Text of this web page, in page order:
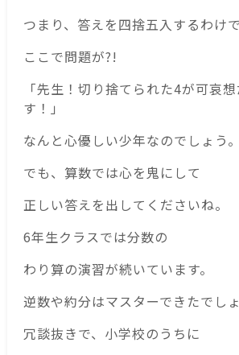
つまり、答えを四捨五入するわけで
ここで問題が?!
「先生！切り捨てられた4が可哀
す！」
なんと心優しい少年なのでしょう。
でも、算数では心を鬼にして
正しい答えを出してくださいね。
6年生クラスでは分数の
わり算の演習が続いています。
逆数や約分はマスターできたでし
冗談抜きで、小学校のうちに